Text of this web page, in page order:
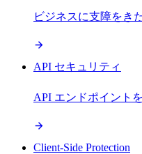
ビジネスに支障をき
API セキュリティ
API エンドポイント
Client-Side Protection